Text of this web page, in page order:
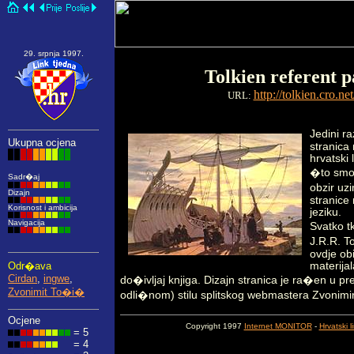
29. srpnja 1997.
Tolkien referent
URL: http://
Ukupna ocjena
Sadr�aj
Dizajn
Korisnost i ambicija
Navigacija
Odr�ava
Cirdan ingwe
Zvonimit To�i�
Ocjene
= 5
= 4
Jedini
stranica
hrvatski
�to
obzir
stranice
jeziku.
Svatko
J.R.R.
ovdje
do�ivljaj knjiga. Dizajn stranica je ra�en u
odli�nom) stilu splitskog webmastera
Copyright 1997 Internet MONITOR- Hrvatski